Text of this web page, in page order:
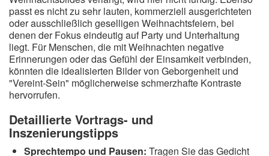
passt es nicht zu sehr lauten, kommerziell ausgerichteten
oder ausschließlich geselligen Weihnachtsfeiern, bei
denen der Fokus eindeutig auf Party und Unterhaltung
liegt. Für Menschen, die mit Weihnachten negative
Erinnerungen oder das Gefühl der Einsamkeit verbinden,
könnten die idealisierten Bilder von Geborgenheit und
"Vereint-Sein" möglicherweise schmerzhafte Kontraste
hervorrufen.
Detaillierte Vortrags- und
Inszenierungstipps
Sprechtempo und Pausen: Tragen Sie das Gedicht